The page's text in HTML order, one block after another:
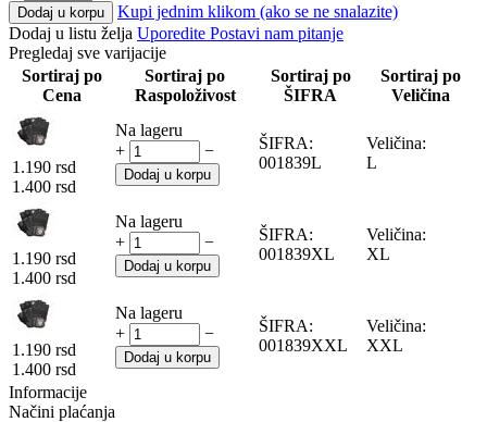
Dodaj u korpu
Kupi jednim klikom (ako se ne snalazite)
Dodaj u listu želja Uporedite Postavi nam pitanje
Pregledaj sve varijacije
Sortiraj po
Cena
Sortiraj po
Raspoloživost
Sortiraj po
ŠIFRA
Sortiraj po
Veličina
1.190 rsd
1.400 rsd
Na lageru
+
−
Dodaj u korpu
ŠIFRA:
001839L
Veličina:
L
1.190 rsd
1.400 rsd
Na lageru
+
−
Dodaj u korpu
ŠIFRA:
001839XL
Veličina:
XL
1.190 rsd
1.400 rsd
Na lageru
+
−
Dodaj u korpu
ŠIFRA:
001839XXL
Veličina:
XXL
Informacije
Načini plaćanja